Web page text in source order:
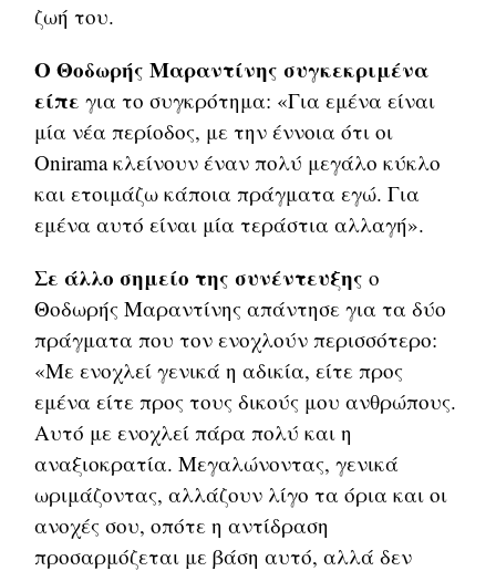
ζωή του.
Ο Θοδωρής Μαραντίνης συγκεκριμένα
είπε για το συγκρότημα: «Για εμένα είναι
μία νέα περίοδος, με την έννοια ότι οι
Onirama κλείνουν έναν πολύ μεγάλο κύκλο
και ετοιμάζω κάποια πράγματα εγώ. Για
εμένα αυτό είναι μία τεράστια αλλαγή».
Σε άλλο σημείο της συνέντευξης ο
Θοδωρής Μαραντίνης απάντησε για τα δύο
πράγματα που τον ενοχλούν περισσότερο:
«Με ενοχλεί γενικά η αδικία, είτε προς
εμένα είτε προς τους δικούς μου ανθρώπους.
Αυτό με ενοχλεί πάρα πολύ και η
αναξιοκρατία. Μεγαλώνοντας, γενικά
ωριμάζοντας, αλλάζουν λίγο τα όρια και οι
ανοχές σου, οπότε η αντίδραση
προσαρμόζεται με βάση αυτό, αλλά δεν